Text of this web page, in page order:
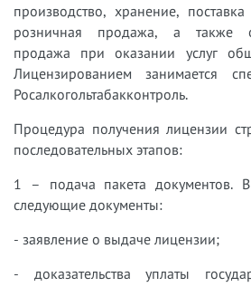
производство, хранение, поставка
розничная продажа, а также
продажа при оказании услуг
Лицензированием занимается
Росалкогольтабакконтроль.
Процедура получения лицензии
последовательных этапов:
1 – подача пакета документов.
следующие документы:
- заявление о выдаче лицензии;
- доказательства уплаты